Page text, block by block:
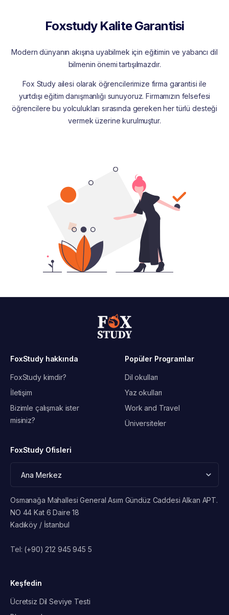
Foxstudy Kalite Garantisi
Modern dünyanın akışına uyabilmek için eğitimin ve yabancı dil
bilmenin önemi tartışılmazdır.
Fox Study ailesi olarak öğrencilerimize firma garantisi ile
yurtdışı eğitim danışmanlığı sunuyoruz. Firmamızın felsefesi
öğrencilere bu yolculukları sırasında gereken her türlü desteği
vermek üzerine kurulmuştur.
FoxStudy hakkında
FoxStudy kimdir?
İletişim
Bizimle çalışmak ister
misiniz?
Popüler Programlar
Dil okulları
Yaz okulları
Work and Travel
Üniversiteler
FoxStudy Ofisleri
Osmanağa Mahallesi General Asım Gündüz Caddesi Alkan APT.
NO 44 Kat 6 Daire 18
Kadıköy / İstanbul
Tel: (+90) 212 945 945 5
Keşfedin
Ücretsiz Dil Seviye Testi